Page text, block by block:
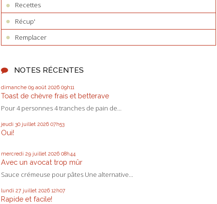
Recettes
Récup'
Remplacer
NOTES RÉCENTES
dimanche 09 août 2026 09h11
Toast de chèvre frais et betterave
Pour 4 personnes 4 tranches de pain de...
jeudi 30 juillet 2026 07h53
Oui!
mercredi 29 juillet 2026 08h44
Avec un avocat trop mûr
Sauce crémeuse pour pâtes Une alternative...
lundi 27 juillet 2026 12h07
Rapide et facile!